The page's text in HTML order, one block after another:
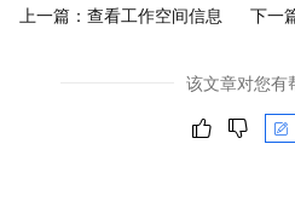
上一篇： 查看工作空间信息 下一
该文章对您有